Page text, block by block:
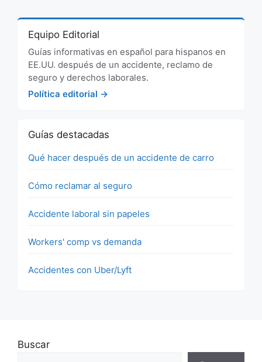
Equipo Editorial
Guías informativas en español para hispanos en
EE.UU. después de un accidente, reclamo de
seguro y derechos laborales.
Política editorial →
Guías destacadas
Qué hacer después de un accidente de carro
Cómo reclamar al seguro
Accidente laboral sin papeles
Workers' comp vs demanda
Accidentes con Uber/Lyft
Buscar